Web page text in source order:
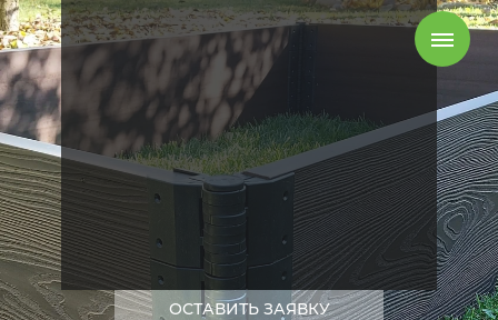
ОСТАВИТЬ ЗАЯВКУ